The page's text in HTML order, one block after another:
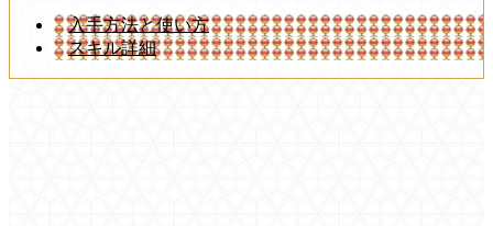
入手方法と使い方
スキル詳細